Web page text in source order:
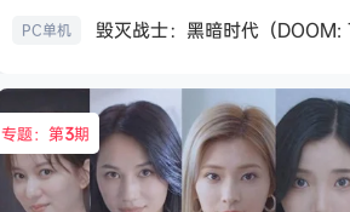
PC单机
专题：第3期